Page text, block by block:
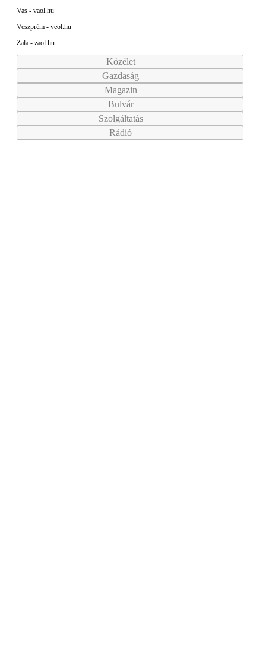
Vas - vaol.hu
Veszprém - veol.hu
Zala - zaol.hu
Közélet
Gazdaság
Magazin
Bulvár
Szolgáltatás
Rádió